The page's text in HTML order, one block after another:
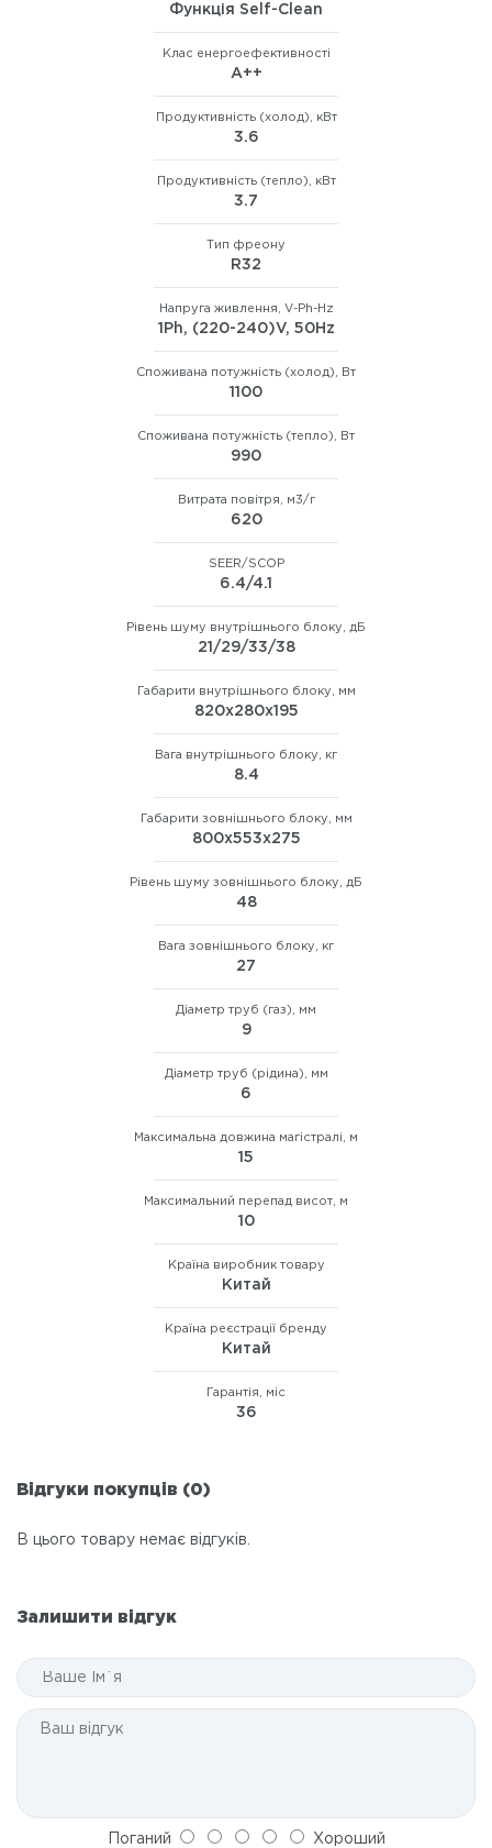
Функція Self-Clean
Клас енергоефективності
А++
Продуктивність (холод), кВт
3.6
Продуктивність (тепло), кВт
3.7
Тип фреону
R32
Напруга живлення, V-Ph-Hz
1Ph, (220-240)V, 50Hz
Споживана потужність (холод), Вт
1100
Споживана потужність (тепло), Вт
990
Витрата повітря, м3/г
620
SEER/SCOP
6.4/4.1
Рівень шуму внутрішнього блоку, дБ
21/29/33/38
Габарити внутрішнього блоку, мм
820x280x195
Вага внутрішнього блоку, кг
8.4
Габарити зовнішнього блоку, мм
800x553x275
Рівень шуму зовнішнього блоку, дБ
48
Вага зовнішнього блоку, кг
27
Діаметр труб (газ), мм
9
Діаметр труб (рідина), мм
6
Максимальна довжина магістралі, м
15
Максимальний перепад висот, м
10
Країна виробник товару
Китай
Країна реєстрації бренду
Китай
Гарантія, міс
36
Відгуки покупців (0)
В цього товару немає відгуків.
Залишити відгук
Поганий Хороший